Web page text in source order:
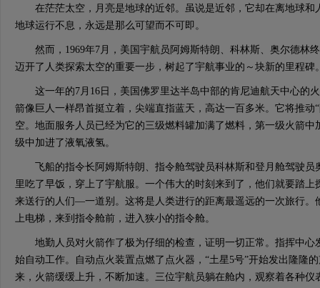
在茫茫太空，月亮是地球的近邻。虽说是近邻，它却在离地球和
地球运行不息，永远是那么可望而不可即。
然而，1969年7月，美国宇航员阿姆斯特朗、科林斯、奥尔德林
迈开了人类探索太空的重要一步，树起了宇航事业的～块新的里程碑
这一年的7月16日，美国佛罗里达半岛中部的肯尼迪航天中心的火
箭像巨人一样昂首挺立着，尖端直指蓝天，高达一百多米。它将推动
空。地面服务人员已经为它的三级燃料罐加满了燃料，第一级火箭中
级中加进了液氧液氢。
飞船的指令长阿姆斯特朗、指令舱驾驶员科林斯和登月舱驾驶员
里吃了早饭，穿上了宇航服。一个伟大的时刻来到了，他们就要踏上
来送行的人们—一道别。这将是人类进行的距离最遥远的一次旅行。
上电梯，来到指令舱前，进入狭小的指令舱。
地勤人员对火箭作了极为仔细的检查，证明一切正常。指挥中心
始自动工作。自动点火装置点燃了点火器，“土星5号”开始发出隆隆
来，火箭缓缓上升，不断加速。三位宇航员躺在舱内，观察着各种仪